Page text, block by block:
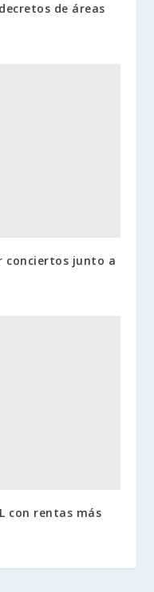
de áreas
conciertos junto a
con rentas más